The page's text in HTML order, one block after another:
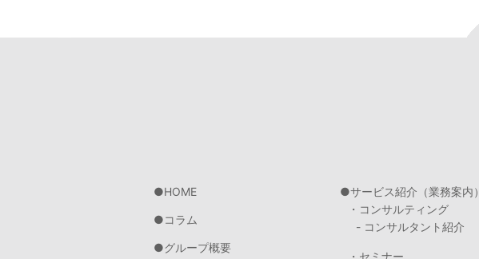
HOME
コラム
グループ概要
サービス紹介（業務案内）
・コンサルティング
- コンサルタント紹介
・セミナー